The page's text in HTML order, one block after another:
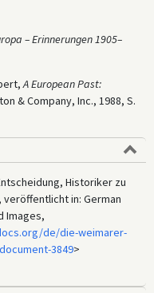
– Erinnerungen 1905–
A European Past:
& Company, Inc., 1988, S.
Historiker zu
veröffentlicht in: German
Images,
de/die-weimarer-
3849>